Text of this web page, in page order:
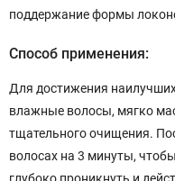
поддержание формы
Способ применения:
Для достижения
влажные волосы, мягко
тщательного очищения.
волосах на 3 минуты,